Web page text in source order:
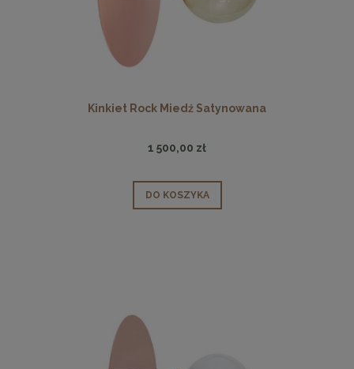
Kinkiet Rock Miedź Satynowana
1 500,00 zł
DO KOSZYKA